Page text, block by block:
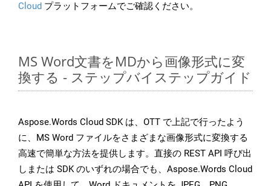
Cloud プラットフォームでご確認ください。
MS Word文書をMDから画像形式に変
換する - ステップバイステップガイド
Aspose.Words Cloud SDK は、OTT で上記で行ったよう
に、MS Word ファイルをさまざまな画像形式に変換する
高速で簡単な方法を提供します。直接の REST API 呼び出
しまたは SDK のいずれの場合でも、Aspose.Words Cloud